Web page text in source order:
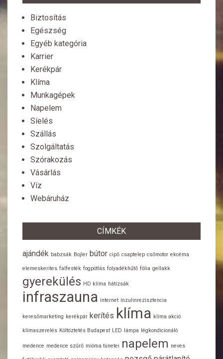
Biztosítás
Egészség
Egyéb kategória
Karrier
Kerékpár
Klíma
Munkagépek
Napelem
Síelés
Szállás
Szolgáltatás
Szórakozás
Vásárlás
Víz
Webáruház
CÍMKÉK
ajándék babzsák Bojler bútor cipő csaptelep csőmotor ekcéma
elemeskerites falfesték fogpótlás folyadékhűtő fólia gellakk
gyerekülés HD klíma hátizsák
infraszauna internet inzulinrezisztencia
keresőmarketing kerékpár kerítés klíma klíma akció
klímaszerelés Költöztetés Budapest LED lámpa légkondicionáló
medence medence szűrő mióma tünetei napelem neves